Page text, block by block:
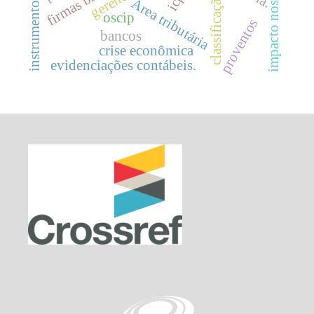
classificação
Área tributária
bancos
crise econômica
oscip
evidenciações contábeis. proventos